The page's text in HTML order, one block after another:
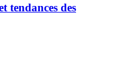
tendances des